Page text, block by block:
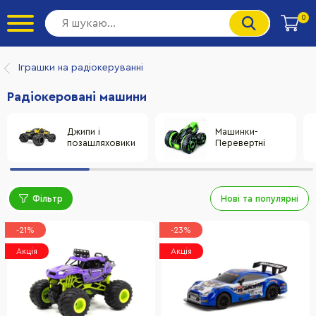
0
Іграшки на радіокеруванні
Радіокеровані машини
Джипи і
позашляховики
Машинки-
Перевертні
Фільтр Нові та популярні
-21%
Акція
-23%
Акція